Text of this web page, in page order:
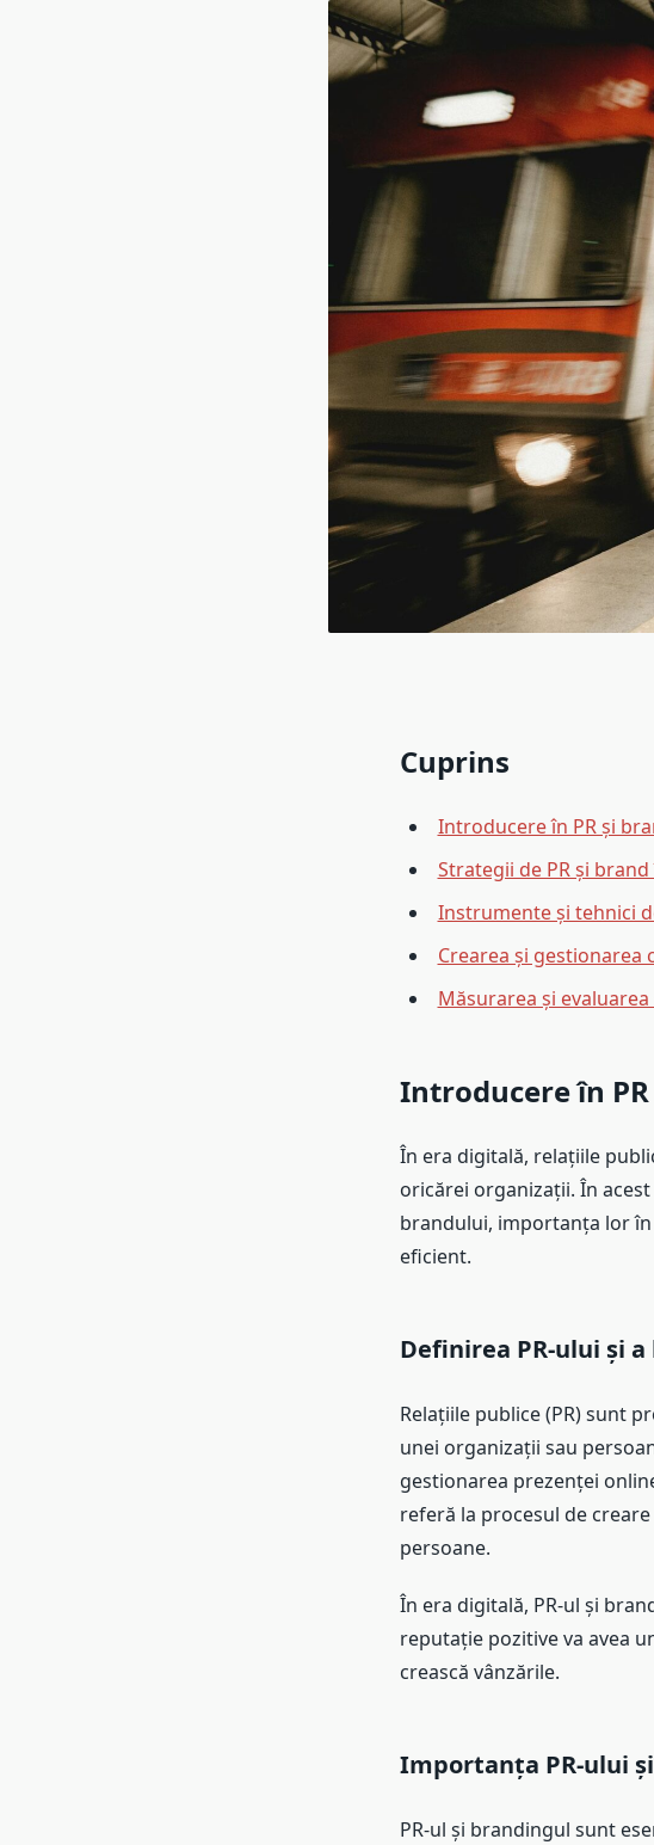
Cuprins
Introducere în PR și
Strategii de PR și
Instrumente și tehnici
Crearea și gestionarea
Măsurarea și
Introducere în
În era digitală, relațiile
oricărei organizații. În
brandului, importanța lor în
eficient.
Definirea PR-ului și
Relațiile publice (PR) sunt
unei organizații sau
gestionarea prezenței
referă la procesul de
persoane.
În era digitală, PR-ul și
reputație pozitive va avea
crească vânzările.
Importanța PR-ului
PR-ul și brandingul sunt